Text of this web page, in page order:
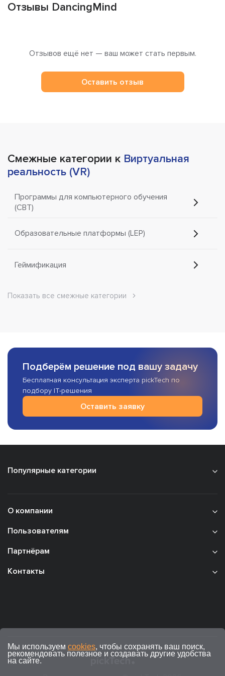
Отзывы DancingMind
Отзывов ещё нет — ваш может стать первым.
Оставить отзыв
Смежные категории к Виртуальная
реальность (VR)
Программы для компьютерного обучения
(CBT)
Образовательные платформы (LEP)
Геймификация
Показать все смежные категории
Подберём решение под вашу задачу
Бесплатная консультация эксперта pickTech по
подбору IT-решения
Оставить заявку
Популярные категории
О компании
Пользователям
Партнёрам
Контакты
Мы используем cookies, чтобы сохранять ваш поиск,
рекомендовать полезное и создавать другие удобства
на сайте.